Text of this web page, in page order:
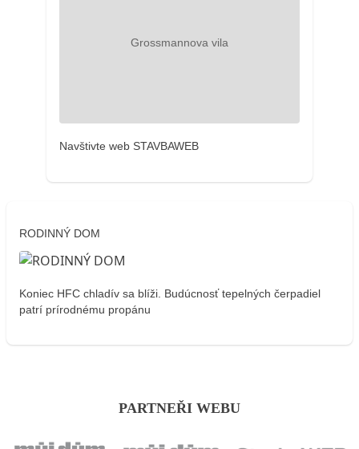
Navštivte web STAVBAWEB
RODINNÝ DOM
Koniec HFC chladív sa blíži. Budúcnosť tepelných čerpadiel
patrí prírodnému propánu
PARTNEŘI WEBU